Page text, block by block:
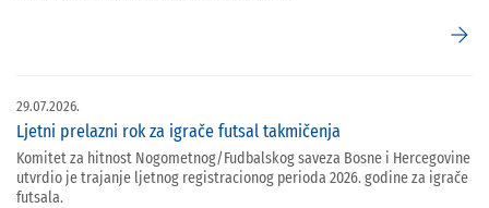
arrow_forward
29.07.2026.
Ljetni prelazni rok za igrače futsal takmičenja
Komitet za hitnost Nogometnog/Fudbalskog saveza Bosne i Hercegovine
utvrdio je trajanje ljetnog registracionog perioda 2026. godine za igrače
futsala.